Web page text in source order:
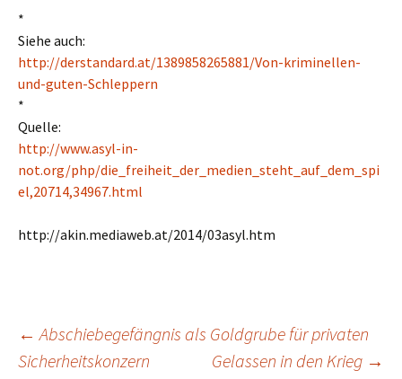
*
Siehe auch:
http://derstandard.at/1389858265881/Von-kriminellen-
und-guten-Schleppern
*
Quelle:
http://www.asyl-in-
not.org/php/die_freiheit_der_medien_steht_auf_dem_spi
el,20714,34967.html
http://akin.mediaweb.at/2014/03asyl.htm
Beitragsnavigation
← Abschiebegefängnis als Goldgrube für privaten
Sicherheitskonzern
Gelassen in den Krieg →